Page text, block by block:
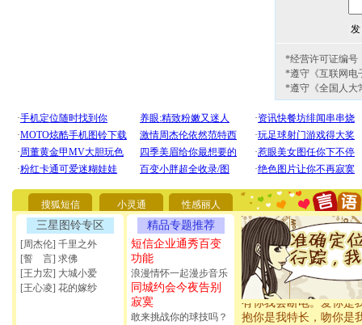
*经营许可证编号
*遵守《互联网电
*遵守《全国人大
搜狐短信 小灵通 性感丽人
三星图铃专区
[周杰伦] 千里之外
[誓 言] 求佛
[王力宏] 大城小爱
[王心凌] 花的嫁纱
精品专题推荐
短信企业通秀百变
功能
浪漫情怀一起漫步音乐
同城约会今夜告别
寂寞
敢来挑战你的球技吗？
[圣诞节]圣诞节到了，
不打算给你太多，只
千万要健康！千万要
[圣诞节]不只这样的日
日子才能正大光明地
新年要快乐!天天都要快
[圣诞节]奉上一颗祝福
里,愿幸福,如意,快乐,
在.圣诞快乐!
[元旦]看到你我会触电
有你我会断电。爱你是
抱你是我特长，吻你是